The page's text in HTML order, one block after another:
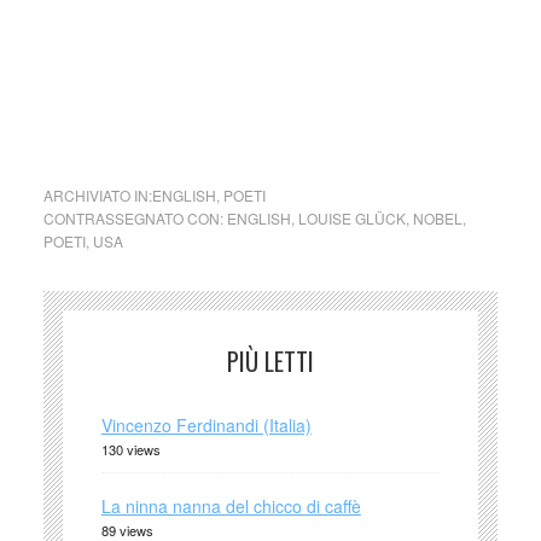
ARCHIVIATO IN:ENGLISH POETI
CONTRASSEGNATO CON: ENGLISH LOUISE GLÜCK, NOBEL
POETI, USA
PIÙ LETTI
Vincenzo Ferdinandi (Italia)
130 views
La ninna nanna del chicco di caffè
89 views